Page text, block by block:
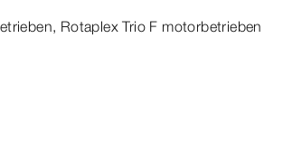
Rotaplex Trio F motorbetrieben